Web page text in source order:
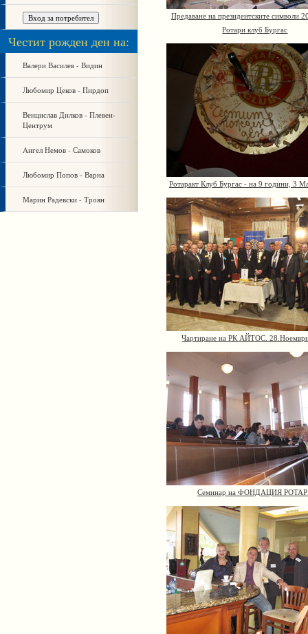
Честит рожден ден на:
Валери Василев - Видин
Любомир Цеков - Пирдоп
Венцислав Дилков - Плевен-
Центрум
Aнгел Немов - Самоков
Любомир Попов - Варна
Марин Радевски - Троян
Предаване на президентските символи
Ротари клуб Бургас
Ротаракт Клуб Бургас - на 9 години, 3
Чартиране на РК АЙТОС.
Семинар на ФОНДАЦИЯ